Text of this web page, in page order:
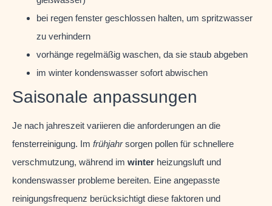
bei regen fenster geschlossen halten, um spritzwasser
zu verhindern
vorhänge regelmäßig waschen, da sie staub abgeben
im winter kondenswasser sofort abwischen
Saisonale anpassungen
Je nach jahreszeit variieren die anforderungen an die
fensterreinigung. Im frühjahrsorgen pollen für schnellere
verschmutzung, während im winter heizungsluft und
kondenswasser probleme bereiten. Eine angepasste
reinigungsfrequenz berücksichtigt diese faktoren und